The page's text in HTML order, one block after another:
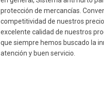
protección de mercancías.
competitividad de nuestros
excelente calidad de nuestros
que siempre hemos buscado la
atención y buen servicio.